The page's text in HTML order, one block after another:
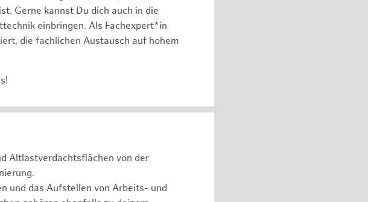
Gerne kannst Du dich auch in die
einbringen. Als Fachexpert*in
die fachlichen Austausch auf hohem
Altlastverdachtsflächen von der
und das Aufstellen von Arbeits- und